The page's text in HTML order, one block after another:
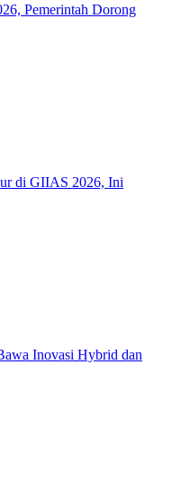
Pemerintah Dorong
di GIIAS 2026, Ini
Inovasi Hybrid dan